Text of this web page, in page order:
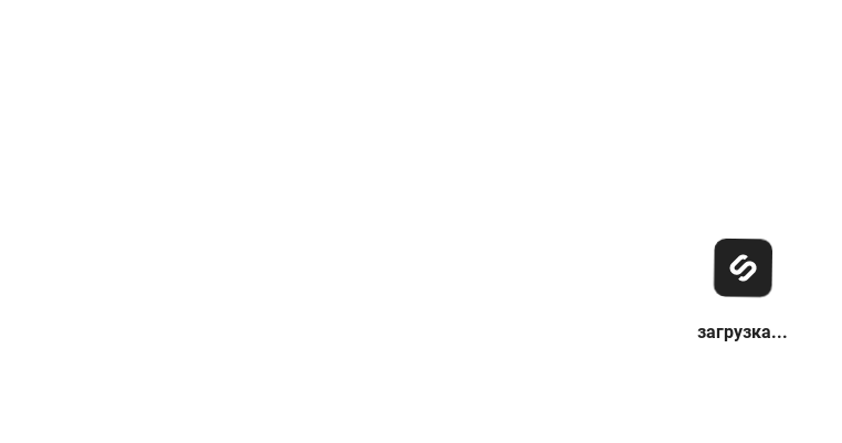
загрузка...